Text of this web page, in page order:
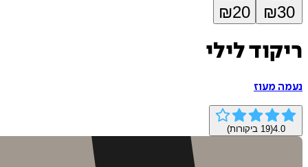
₪30
₪20
ריקוד לילי
נעמה מעוז
4.0
(
19 ביקורות)